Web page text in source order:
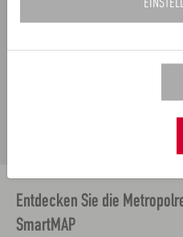
Entdecken Sie die
SmartMAP